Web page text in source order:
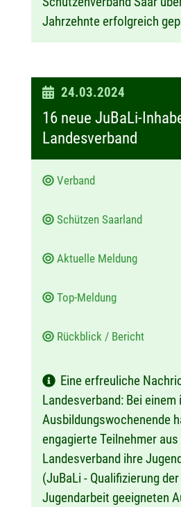
Jahrzehnte erfolgreich
D
a
:
24.03.2024
16 neue JuBaLi-
Landesverband
Verband
Schützen Saarland
Aktuelle Meldung
Top-Meldung
Rückblick / Bericht
Eine erfreuliche
Landesverband: Bei einem
Ausbildungswochenende
engagierte Teilnehmer
Landesverband ihre
(JuBaLi - Qualifizierung
Jugendarbeit geeigneten